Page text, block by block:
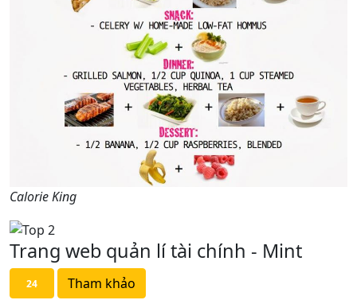
Calorie King
Trang web quản lí tài chính - Mint
24
Tham khảo